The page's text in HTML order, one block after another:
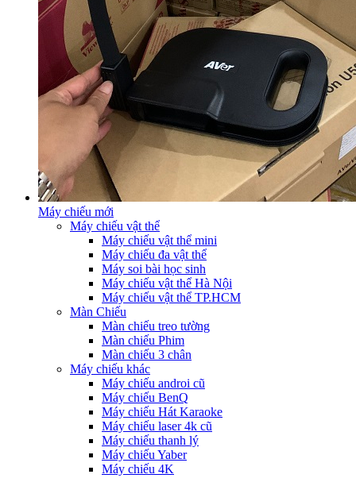
Máy chiếu mới
Máy chiếu vật thể
Máy chiếu vật thể mini
Máy chiếu đa vật thể
Máy soi bài học sinh
Máy chiếu vật thể Hà Nội
Máy chiếu vật thể TP.HCM
Màn Chiếu
Màn chiếu treo tường
Màn chiếu Phim
Màn chiếu 3 chân
Máy chiếu khác
Máy chiếu androi cũ
Máy chiếu BenQ
Máy chiếu Hát Karaoke
Máy chiếu laser 4k cũ
Máy chiếu thanh lý
Máy chiếu Yaber
Máy chiếu 4K